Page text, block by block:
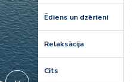
Ēdiens un dzērieni
Relaksācija
Cits